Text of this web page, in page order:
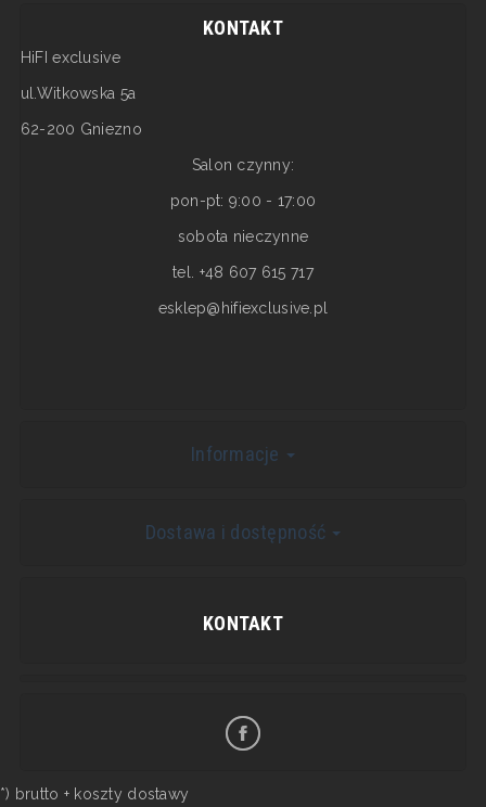
KONTAKT
HiFI exclusive
ul.Witkowska 5a
62-200 Gniezno
Salon czynny:
pon-pt: 9:00 - 17:00
sobota nieczynne
tel. +48 607 615 717
esklep@hifiexclusive.pl
Informacje
Dostawa i dostępność
KONTAKT
*) brutto + koszty dostawy